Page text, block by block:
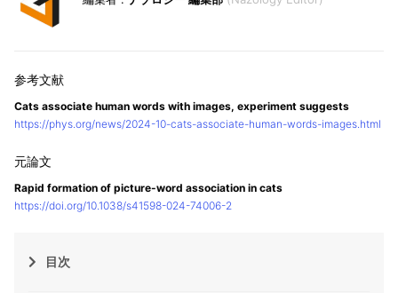
Cats associate human words with images, experiment suggests
https://phys.org/news/2024-10-cats-associate-human-words-images.html
Rapid formation of picture-word association in cats
https://doi.org/10.1038/s41598-024-74006-2
目次